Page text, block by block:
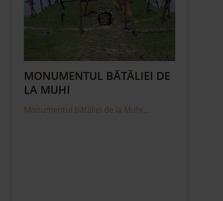
MONUMENTUL BĂTĂLIEI DE
LA MUHI
Monumentul bătăliei de la Muhi...